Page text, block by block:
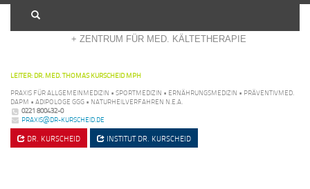
+ ZENTRUM FÜR MED. KÄLTETHERAPIE
LEITER: DR. MED. THOMAS KURSCHEID MPH
PRAXIS FÜR ALLGEMEINMEDIZIN • SPORTMEDIZIN • ERNÄHRUNGSMEDIZIN • PRÄVENTIVMED.
DAPM • ADIPOLOGE GGG • NATURHEILVERFAHREN N.E.A.
0221 800432-0
PRAXIS@DR-KURSCHEID.DE
DR. KURSCHEID INSTITUT DR. KURSCHEID